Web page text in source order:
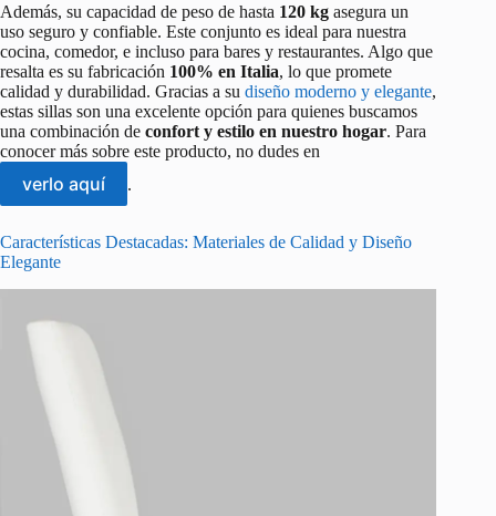
Además, su capacidad de peso de hasta 120 kg asegura un
uso seguro y confiable. Este conjunto es ideal para nuestra
cocina, comedor, e incluso para bares y restaurantes. Algo que
resalta es su fabricación 100% en Italia, lo que promete
calidad y durabilidad. Gracias a su diseño moderno y elegante,
estas sillas son una excelente opción para quienes buscamos
una combinación de confort y estilo en nuestro hogar. Para
conocer más sobre este producto, no dudes en
verlo aquí .
Características Destacadas: Materiales de Calidad y Diseño
Elegante